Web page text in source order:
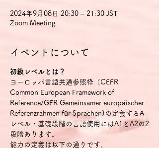
2024年9月08日 20:30 – 21:30 JST
Zoom Meeting
イベントについて
初級レベルとは？
ヨーロッパ言語共通参照枠（CEFR
Common European Framework of
Reference/GER Gemeinsamer europäischer
Referenzrahmen für Sprachen)の定義するA
レベル・基礎段階の言語使用にはA1とA2の2
段階あります。
能力の定義は以下の通りです。